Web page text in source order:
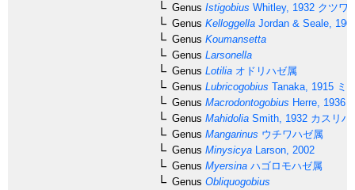
Genus Istigobius Whitley, 1932 クツワ
Genus Kelloggella Jordan & Seale,
Genus Koumansetta
Genus Larsonella
Genus Lotilia オドリハゼ属
Genus Lubricogobius Tanaka, 1915 ミ
Genus Macrodontogobius Herre, 1936
Genus Mahidolia Smith, 1932 カスリハ
Genus Mangarinus ウチワハゼ属
Genus Minysicya Larson, 2002
Genus Myersina ハゴロモハゼ属
Genus Obliquogobius